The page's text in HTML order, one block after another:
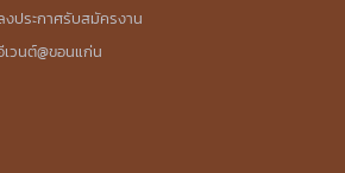
งประกาศรับสมัครงาน
เวนต์@ขอนแก่น